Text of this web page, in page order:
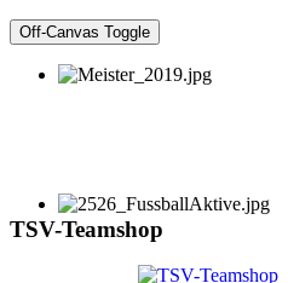
Off-Canvas Toggle
TSV-Teamshop